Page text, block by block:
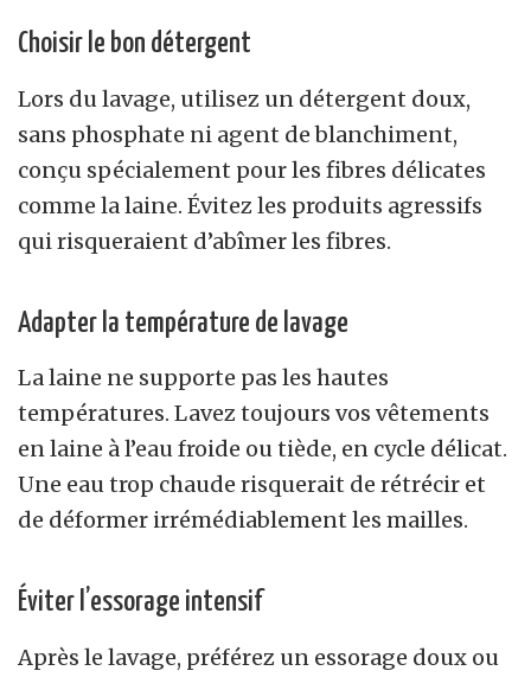
Choisir le bon détergent
Lors du lavage, utilisez un détergent doux,
sans phosphate ni agent de blanchiment,
conçu spécialement pour les fibres délicates
comme la laine. Évitez les produits agressifs
qui risqueraient d’abîmer les fibres.
Adapter la température de lavage
La laine ne supporte pas les hautes
températures. Lavez toujours vos vêtements
en laine à l’eau froide ou tiède, en cycle délicat.
Une eau trop chaude risquerait de rétrécir et
de déformer irrémédiablement les mailles.
Éviter l’essorage intensif
Après le lavage, préférez un essorage doux ou